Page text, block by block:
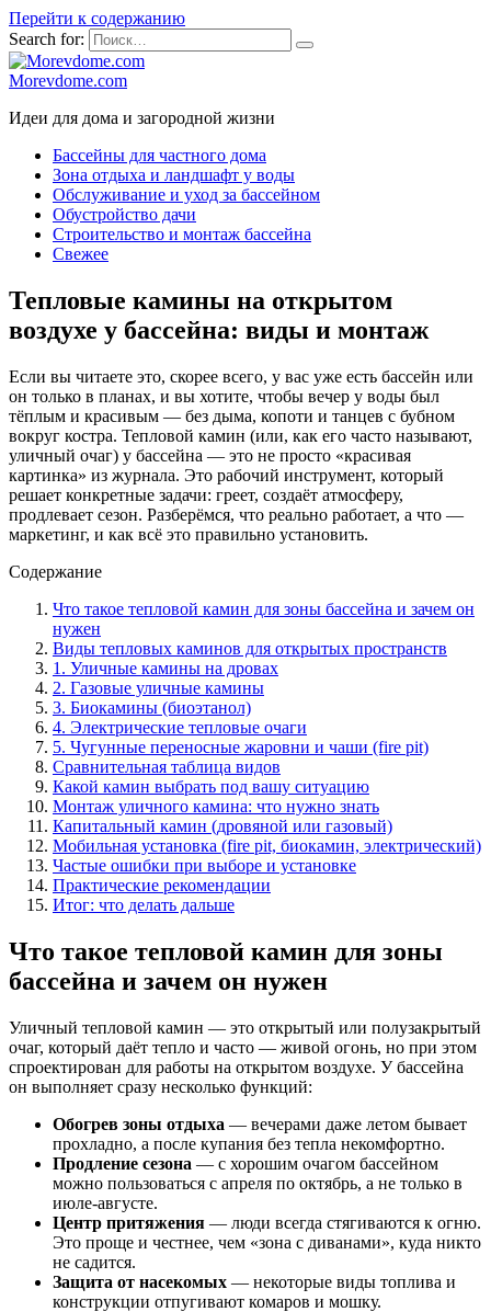
Перейти к содержанию
Search for:
Morevdome.com
Идеи для дома и загородной жизни
Бассейны для частного дома
Зона отдыха и ландшафт у воды
Обслуживание и уход за бассейном
Обустройство дачи
Строительство и монтаж бассейна
Свежее
Тепловые камины на открытом
воздухе у бассейна: виды и монтаж
Если вы читаете это, скорее всего, у вас уже есть бассейн или
он только в планах, и вы хотите, чтобы вечер у воды был
тёплым и красивым — без дыма, копоти и танцев с бубном
вокруг костра. Тепловой камин (или, как его часто называют,
уличный очаг) у бассейна — это не просто «красивая
картинка» из журнала. Это рабочий инструмент, который
решает конкретные задачи: греет, создаёт атмосферу,
продлевает сезон. Разберёмся, что реально работает, а что —
маркетинг, и как всё это правильно установить.
Содержание
Что такое тепловой камин для зоны бассейна и зачем он
нужен
Виды тепловых каминов для открытых пространств
1. Уличные камины на дровах
2. Газовые уличные камины
3. Биокамины (биоэтанол)
4. Электрические тепловые очаги
5. Чугунные переносные жаровни и чаши (fire pit)
Сравнительная таблица видов
Какой камин выбрать под вашу ситуацию
Монтаж уличного камина: что нужно знать
Капитальный камин (дровяной или газовый)
Мобильная установка (fire pit, биокамин, электрический)
Частые ошибки при выборе и установке
Практические рекомендации
Итог: что делать дальше
Что такое тепловой камин для зоны
бассейна и зачем он нужен
Уличный тепловой камин — это открытый или полузакрытый
очаг, который даёт тепло и часто — живой огонь, но при этом
спроектирован для работы на открытом воздухе. У бассейна
он выполняет сразу несколько функций:
Обогрев зоны отдыха — вечерами даже летом бывает
прохладно, а после купания без тепла некомфортно.
Продление сезона — с хорошим очагом бассейном
можно пользоваться с апреля по октябрь, а не только в
июле-августе.
Центр притяжения — люди всегда стягиваются к огню.
Это проще и честнее, чем «зона с диванами», куда никто
не садится.
Защита от насекомых — некоторые виды топлива и
конструкции отпугивают комаров и мошку.